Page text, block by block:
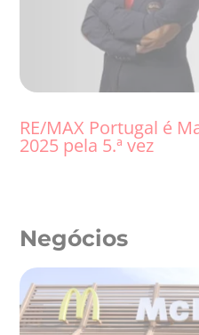
RE/MAX Portugal é
2025 pela 5.ª vez
Negócios